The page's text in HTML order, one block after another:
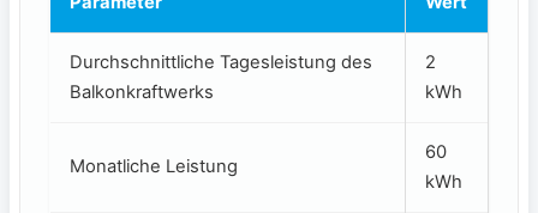
Durchschnittliche Tagesleistung des
Balkonkraftwerks
2 ​
kWh
Monatliche⁤ Leistung
60
⁣kWh